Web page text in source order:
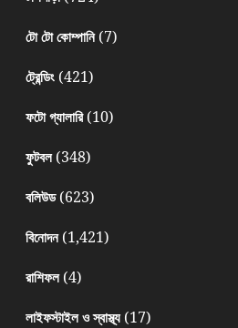
টো টো কোম্পানি(7)
ট্রেন্ডিং(421)
ফটো গ্যালারি(10)
ফুটবল(348)
বলিউড(623)
বিনোদন(1,421)
রাশিফল(4)
লাইফস্টাইল ও স্বাস্থ্য(17)